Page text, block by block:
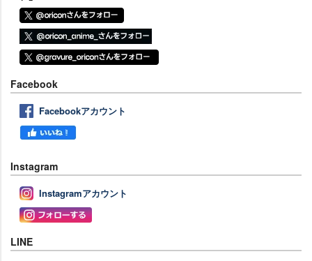
Facebook
Facebookアカウント
Instagram
Instagramアカウント
LINE